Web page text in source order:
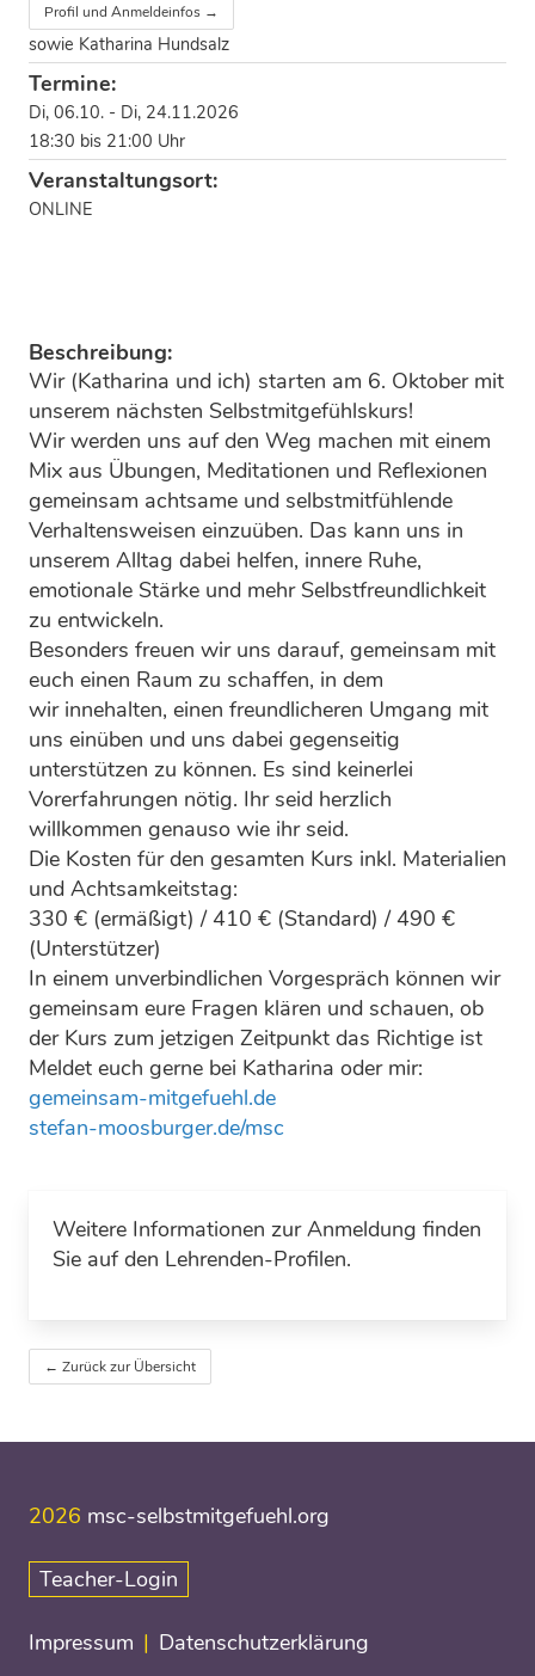
Profil und Anmeldeinfos →
sowie Katharina Hundsalz
Termine:
Di, 06.10. - Di, 24.11.2026
18:30 bis 21:00 Uhr
Veranstaltungsort:
ONLINE
Beschreibung:
Wir (Katharina und ich) starten am 6. Oktober mit
unserem nächsten Selbstmitgefühlskurs!
Wir werden uns auf den Weg machen mit einem
Mix aus Übungen, Meditationen und Reflexionen
gemeinsam achtsame und selbstmitfühlende
Verhaltensweisen einzuüben. Das kann uns in
unserem Alltag dabei helfen, innere Ruhe,
emotionale Stärke und mehr Selbstfreundlichkeit
zu entwickeln.
Besonders freuen wir uns darauf, gemeinsam mit
euch einen Raum zu schaffen, in dem
wir innehalten, einen freundlicheren Umgang mit
uns einüben und uns dabei gegenseitig
unterstützen zu können. Es sind keinerlei
Vorerfahrungen nötig. Ihr seid herzlich
willkommen genauso wie ihr seid.
Die Kosten für den gesamten Kurs inkl. Materialien
und Achtsamkeitstag:
330 € (ermäßigt) / 410 € (Standard) / 490 €
(Unterstützer)
In einem unverbindlichen Vorgespräch können wir
gemeinsam eure Fragen klären und schauen, ob
der Kurs zum jetzigen Zeitpunkt das Richtige ist
Meldet euch gerne bei Katharina oder mir:
gemeinsam-mitgefuehl.de
stefan-moosburger.de/msc
Weitere Informationen zur Anmeldung finden
Sie auf den Lehrenden-Profilen.
← Zurück zur Übersicht
2026 msc-selbstmitgefuehl.org
Teacher-Login
Impressum Datenschutzerklärung